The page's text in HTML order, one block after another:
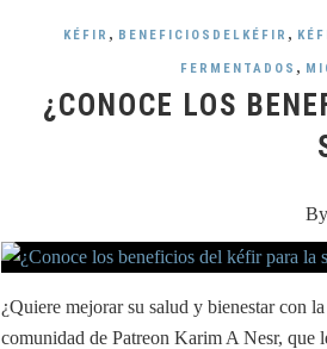
KÉFIR , BENEFICIOSDELKÉFIR ,
FERMENTADOS ,
¿CONOCE LOS
¿Quiere mejorar su salud y bienestar con
comunidad de Patreon Karim A Nesr, que